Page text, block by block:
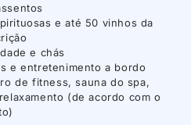
e até 50 vinhos da
e chás
e entretenimento a bordo
de fitness, sauna do spa,
(de acordo com o